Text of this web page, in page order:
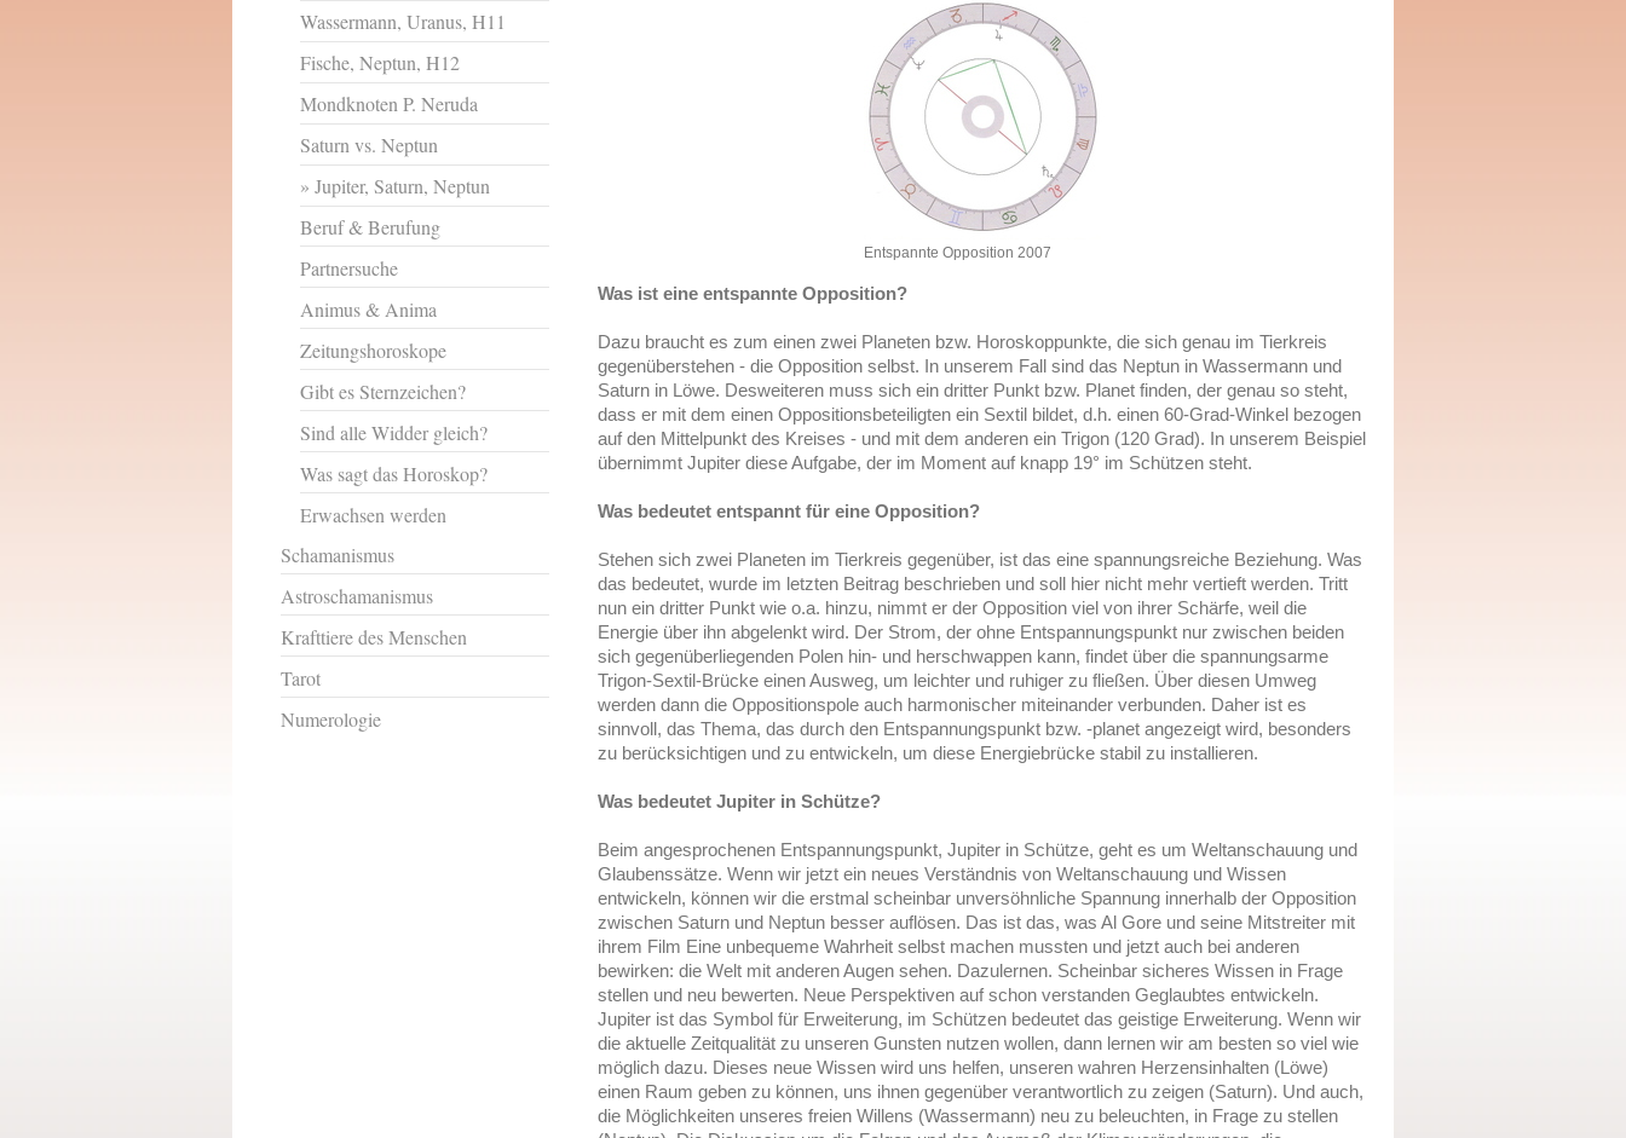
Entspannte Opposition 2007
Was ist eine entspannte Opposition?
Dazu braucht es zum einen zwei Planeten bzw. Horoskoppunkte, die sich genau im Tierkreis
gegenüberstehen - die Opposition selbst. In unserem Fall sind das Neptun in Wassermann und
Saturn in Löwe. Desweiteren muss sich ein dritter Punkt bzw. Planet finden, der genau so steht,
dass er mit dem einen Oppositionsbeteiligten ein Sextil bildet, d.h. einen 60-Grad-Winkel bezogen
auf den Mittelpunkt des Kreises - und mit dem anderen ein Trigon (120 Grad). In unserem Beispiel
übernimmt Jupiter diese Aufgabe, der im Moment auf knapp 19° im Schützen steht.
Was bedeutet entspannt für eine Opposition?
Stehen sich zwei Planeten im Tierkreis gegenüber, ist das eine spannungsreiche Beziehung. Was
das bedeutet, wurde im letzten Beitrag beschrieben und soll hier nicht mehr vertieft werden. Tritt
nun ein dritter Punkt wie o.a. hinzu, nimmt er der Opposition viel von ihrer Schärfe, weil die
Energie über ihn abgelenkt wird. Der Strom, der ohne Entspannungspunkt nur zwischen beiden
sich gegenüberliegenden Polen hin- und herschwappen kann, findet über die spannungsarme
Trigon-Sextil-Brücke einen Ausweg, um leichter und ruhiger zu fließen. Über diesen Umweg
werden dann die Oppositionspole auch harmonischer miteinander verbunden. Daher ist es
sinnvoll, das Thema, das durch den Entspannungspunkt bzw. -planet angezeigt wird, besonders
zu berücksichtigen und zu entwickeln, um diese Energiebrücke stabil zu installieren.
Was bedeutet Jupiter in Schütze?
Beim angesprochenen Entspannungspunkt, Jupiter in Schütze, geht es um Weltanschauung und
Glaubenssätze. Wenn wir jetzt ein neues Verständnis von Weltanschauung und Wissen
entwickeln, können wir die erstmal scheinbar unversöhnliche Spannung innerhalb der Opposition
zwischen Saturn und Neptun besser auflösen. Das ist das, was Al Gore und seine Mitstreiter mit
ihrem Film Eine unbequeme Wahrheit selbst machen mussten und jetzt auch bei anderen
bewirken: die Welt mit anderen Augen sehen. Dazulernen. Scheinbar sicheres Wissen in Frage
stellen und neu bewerten. Neue Perspektiven auf schon verstanden Geglaubtes entwickeln.
Jupiter ist das Symbol für Erweiterung, im Schützen bedeutet das geistige Erweiterung. Wenn wir
die aktuelle Zeitqualität zu unseren Gunsten nutzen wollen, dann lernen wir am besten so viel wie
möglich dazu. Dieses neue Wissen wird uns helfen, unseren wahren Herzensinhalten (Löwe)
einen Raum geben zu können, uns ihnen gegenüber verantwortlich zu zeigen (Saturn). Und auch,
die Möglichkeiten unseres freien Willens (Wassermann) neu zu beleuchten, in Frage zu stellen
Wassermann, Uranus, H11
Fische, Neptun, H12
Mondknoten P. Neruda
Saturn vs. Neptun
Jupiter, Saturn, Neptun
Beruf & Berufung
Partnersuche
Animus & Anima
Zeitungshoroskope
Gibt es Sternzeichen?
Sind alle Widder gleich?
Was sagt das Horoskop?
Erwachsen werden
Schamanismus
Astroschamanismus
Krafttiere des Menschen
Tarot
Numerologie